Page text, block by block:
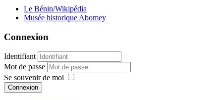
Le Bénin/Wikipédia
Musée historique Abomey
Connexion
Identifiant
Mot de passe
Se souvenir de moi
Connexion